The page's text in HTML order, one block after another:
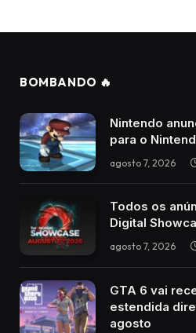
BOMBANDO 🔥
Nintendo
para o
agosto 7, 2026
Todos os
Digital
agosto 7, 2026
GTA 6 vai
estendida
agosto